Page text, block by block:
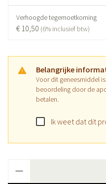
Verhoogde tegemoetkoming
€ 10,50 (6% inclusief btw)
Belangrijke
Voor dit geneesmiddel
beoordeling door de
betalen.
Ik weet dat dit